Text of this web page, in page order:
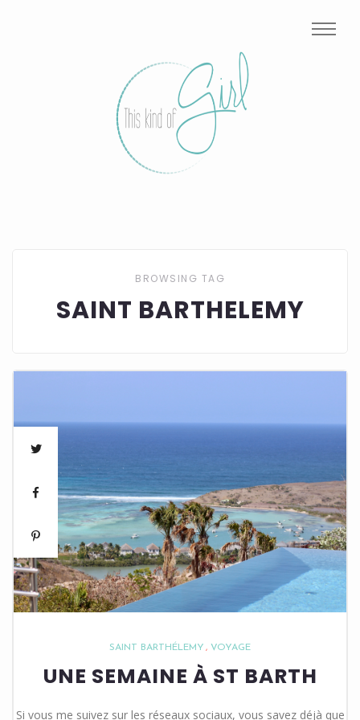
BROWSING TAG
SAINT BARTHELEMY
SAINT BARTHÉLEMY VOYAGE
UNE SEMAINE À ST BARTH
Si vous me suivez sur les réseaux sociaux, vous savez déjà que